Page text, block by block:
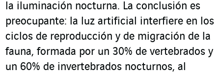
la iluminación nocturna. La conclusión es
preocupante: la luz artificial interfiere en los
ciclos de reproducción y de migración de la
fauna, formada por un 30% de vertebrados y
un 60% de invertebrados nocturnos, al